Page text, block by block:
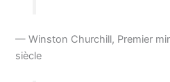
— Winston Churchill, Premier
siècle